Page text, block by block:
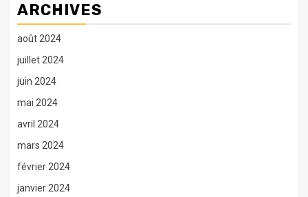
ARCHIVES
août 2024
juillet 2024
juin 2024
mai 2024
avril 2024
mars 2024
février 2024
janvier 2024